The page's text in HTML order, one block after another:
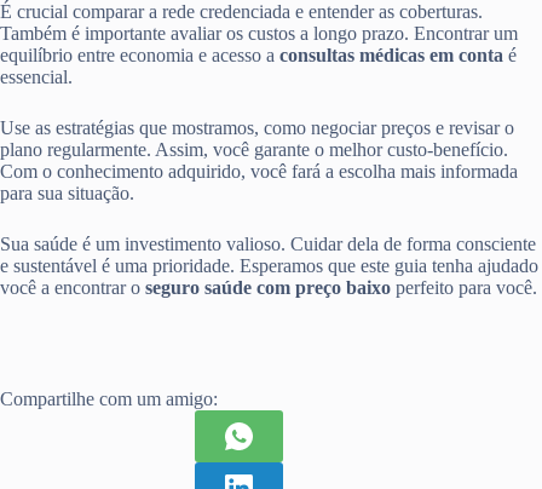
É crucial comparar a rede credenciada e entender as coberturas.
Também é importante avaliar os custos a longo prazo. Encontrar um
equilíbrio entre economia e acesso a consultas médicas em conta é
essencial.
Use as estratégias que mostramos, como negociar preços e revisar o
plano regularmente. Assim, você garante o melhor custo-benefício.
Com o conhecimento adquirido, você fará a escolha mais informada
para sua situação.
Sua saúde é um investimento valioso. Cuidar dela de forma consciente
e sustentável é uma prioridade. Esperamos que este guia tenha ajudado
você a encontrar o seguro saúde com preço baixo perfeito para você.
Compartilhe com um amigo: